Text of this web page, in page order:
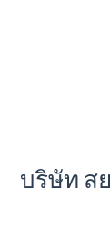
บริษัท ส